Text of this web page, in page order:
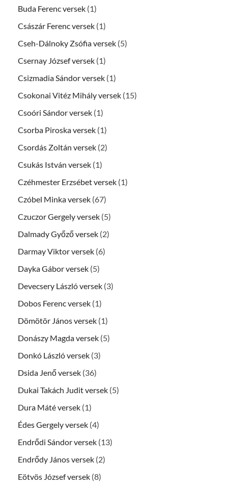
Buda Ferenc versek (1)
Császár Ferenc versek (1)
Cseh-Dálnoky Zsófia versek (5)
Csernay József versek (1)
Csizmadia Sándor versek (1)
Csokonai Vitéz Mihály versek (15)
Csoóri Sándor versek (1)
Csorba Piroska versek (1)
Csordás Zoltán versek (2)
Csukás István versek (1)
Czéhmester Erzsébet versek (1)
Czóbel Minka versek (67)
Czuczor Gergely versek (5)
Dalmady Győző versek (2)
Darmay Viktor versek (6)
Dayka Gábor versek (5)
Devecsery László versek (3)
Dobos Ferenc versek (1)
Dömötör János versek (1)
Donászy Magda versek (5)
Donkó László versek (3)
Dsida Jenő versek (36)
Dukai Takách Judit versek (5)
Dura Máté versek (1)
Édes Gergely versek (4)
Endrődi Sándor versek (13)
Endrődy János versek (2)
Eötvös József versek (8)